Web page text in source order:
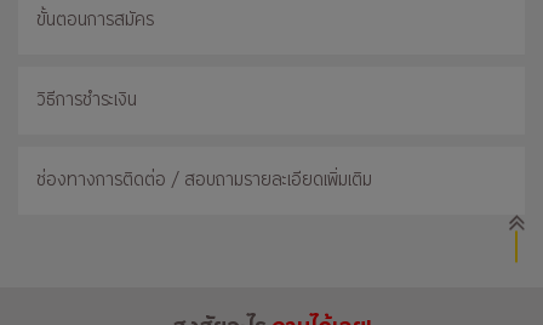
ขั้นตอนการสมัคร
วิธีการชำระเงิน
ช่องทางการติดต่อ / สอบถามรายละเอียดเพิ่มเติม